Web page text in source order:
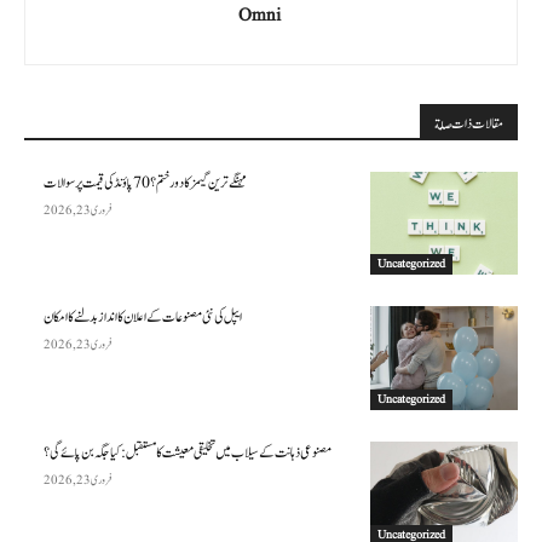
Omni
مقالات ذات صلة
Uncategorized
مہنگے ترین گیمز کا دور ختم؟ 70 پاؤنڈ کی قیمت پر سوالات
فروری 23, 2026
Uncategorized
ایپل کی نئی مصنوعات کے اعلان کا انداز بدلنے کا امکان
فروری 23, 2026
Uncategorized
مصنوعی ذہانت کے سیلاب میں تخلیقی معیشت کا مستقبل: کیا جگہ بن پائے گی؟
فروری 23, 2026